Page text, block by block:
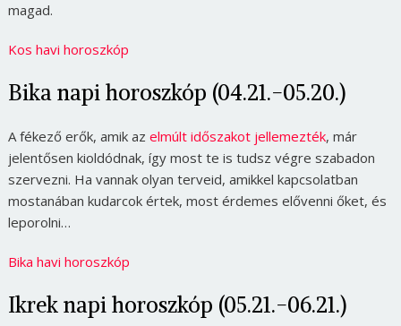
magad.
Kos havi horoszkóp
Bika napi horoszkóp (04.21.-05.20.)
A fékező erők, amik az elmúlt időszakot jellemezték, már
jelentősen kioldódnak, így most te is tudsz végre szabadon
szervezni. Ha vannak olyan terveid, amikkel kapcsolatban
mostanában kudarcok értek, most érdemes elővenni őket, és
leporolni…
Bika havi horoszkóp
Ikrek napi horoszkóp (05.21.-06.21.)